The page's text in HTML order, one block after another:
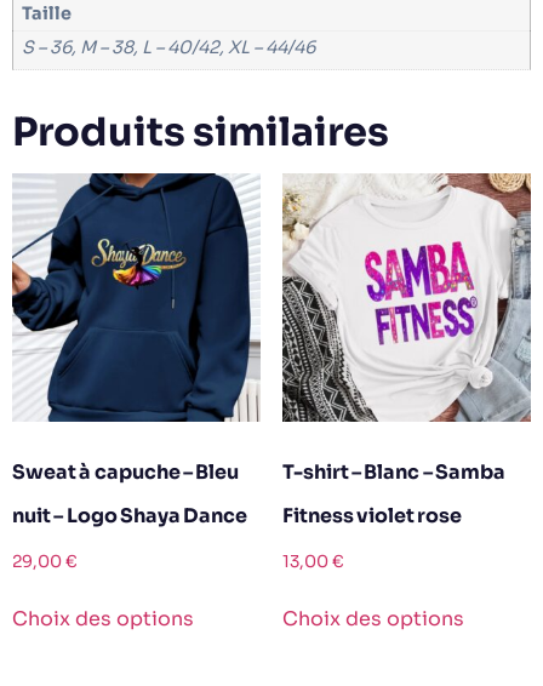
Taille
S – 36, M – 38, L – 40/42, XL – 44/46
Produits similaires
Sweat à capuche – Bleu
nuit – Logo Shaya Dance
29,00€
Choix des options
T-shirt – Blanc – Samba
Fitness violet rose
13,00€
Choix des options